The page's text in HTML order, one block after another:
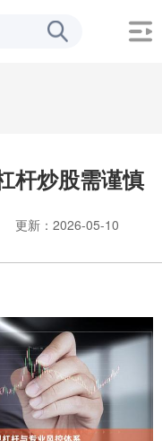
杆炒股需谨慎
更新：2026-05-10